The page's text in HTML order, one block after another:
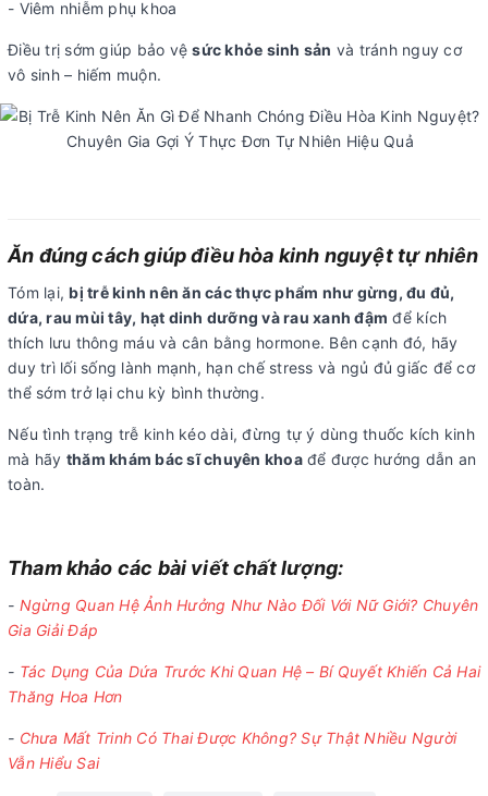
- Viêm nhiễm phụ khoa
Điều trị sớm giúp bảo vệsức khỏe sinh sản và tránh nguy cơ
vô sinh – hiếm muộn.
Ăn đúng cách giúp điều hòa kinh nguyệt tự nhiên
Tóm lại,bị trễ kinh nên ăn các thực phẩm như gừng, đu đủ,
dứa, rau mùi tây, hạt dinh dưỡng và rau xanh đậm để kích
thích lưu thông máu và cân bằng hormone. Bên cạnh đó, hãy
duy trì lối sống lành mạnh, hạn chế stress và ngủ đủ giấc để cơ
thể sớm trở lại chu kỳ bình thường.
Nếu tình trạng trễ kinh kéo dài, đừng tự ý dùng thuốc kích kinh
mà hãy thăm khám bác sĩ chuyên khoađể được hướng dẫn an
toàn.
Tham khảo các bài viết chất lượng:
- Ngừng Quan Hệ Ảnh Hưởng Như Nào Đối Với Nữ Giới? Chuyên
Gia Giải Đáp
- Tác Dụng Của Dứa Trước Khi Quan Hệ – Bí Quyết Khiến Cả Hai
Thăng Hoa Hơn
- Chưa Mất Trinh Có Thai Được Không? Sự Thật Nhiều Người
Vẫn Hiểu Sai